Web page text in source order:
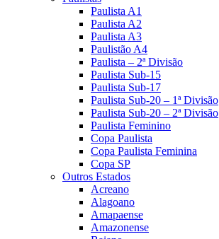
Paulista A1
Paulista A2
Paulista A3
Paulistão A4
Paulista – 2ª Divisão
Paulista Sub-15
Paulista Sub-17
Paulista Sub-20 – 1ª Divisão
Paulista Sub-20 – 2ª Divisão
Paulista Feminino
Copa Paulista
Copa Paulista Feminina
Copa SP
Outros Estados
Acreano
Alagoano
Amapaense
Amazonense